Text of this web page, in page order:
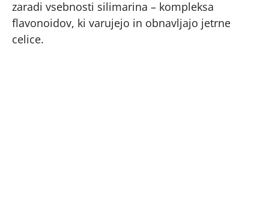
zaradi vsebnosti silimarina – kompleksa
flavonoidov, ki varujejo in obnavljajo jetrne
celice.